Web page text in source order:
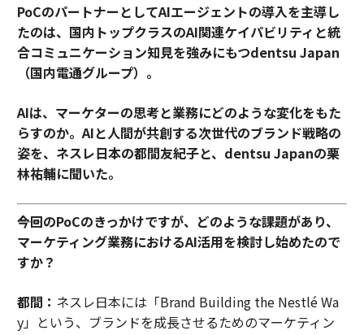
PoCのパートナーとしてAIエージェントの導入を主導し
たのは、国内トップクラスのAI関連ケイパビリティと統
合コミュニケーション知見を強みにもつdentsu Japan
（国内電通グループ）。
AIは、マーケターの思考と業務にどのような変化をもた
らすのか。AIと人間が共創する次世代のブランド戦略の
姿を、ネスレ日本の都間友紀子と、dentsu Japanの栗
林祐輔に聞いた。
――今回のPoCのきっかけですが、どのような課題があり、
マーケティング業務におけるAI活用を検討し始めたので
すか？
都間： ネスレ日本には「Brand Building the Nestlé Wa
y」という、ブランドを成長させるためのマーケティン